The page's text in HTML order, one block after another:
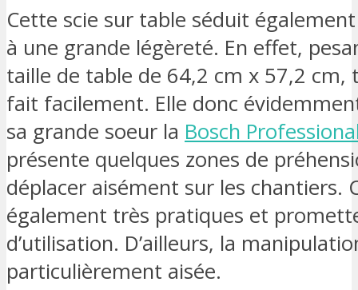
Cette scie sur table séduit
à une grande légèreté. En effet,
taille de table de 64,2 cm x 57,2
fait facilement. Elle donc
sa grande soeur la Bosch
présente quelques zones de
déplacer aisément sur les chantiers.
également très pratiques et
d’utilisation. D’ailleurs, la
particulièrement aisée.